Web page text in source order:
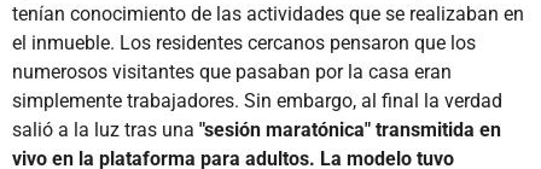
tenían conocimiento de las actividades que se realizaban en
el inmueble. Los residentes cercanos pensaron que los
numerosos visitantes que pasaban por la casa eran
simplemente trabajadores. Sin embargo, al final la verdad
salió a la luz tras una "sesión maratónica" transmitida en
vivo en la plataforma para adultos. La modelo tuvo